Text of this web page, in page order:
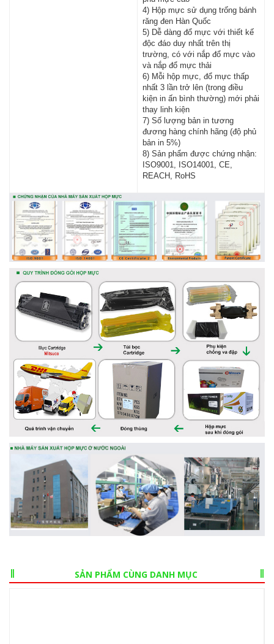
4) Hộp mực sử dụng trống bánh
răng đen Hàn Quốc
5) Dễ dàng đổ mực với thiết kế
độc đáo duy nhất trên thị
trường, có với nắp đổ mực vào
và nắp đổ mực thải
6) Mỗi hộp mực, đổ mực thấp
nhất 3 lần trở lên (trong điều
kiện in ấn bình thường) mới phải
thay linh kiện
7) Số lượng bản in tương
đương hàng chính hãng (độ phủ
bản in 5%)
8) Sản phẩm được chứng nhận:
ISO9001, ISO14001, CE,
REACH, RoHS
SẢN PHẨM CÙNG DANH MỤC